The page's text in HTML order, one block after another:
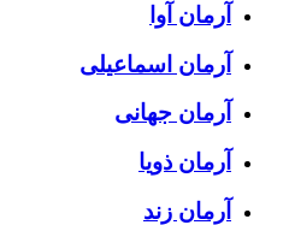
آرمان آوا
آرمان اسماعیلی
آرمان جهانی
آرمان ذویا
آرمان زند